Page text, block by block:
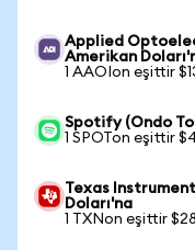
Applied
Amerikan
1 AAOIon eşittir
Spotify (Ondo
1 SPOTon eşittir
Texas
Doları'na
1 TXNon eşittir